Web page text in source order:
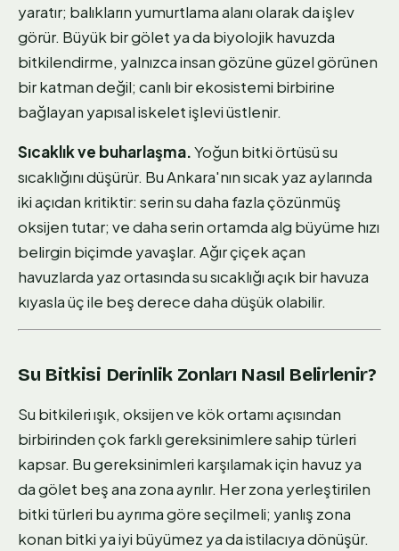
yaratır; balıkların yumurtlama alanı olarak da işlev
görür. Büyük bir gölet ya da biyolojik havuzda
bitkilendirme, yalnızca insan gözüne güzel görünen
bir katman değil; canlı bir ekosistemi birbirine
bağlayan yapısal iskelet işlevi üstlenir.
Sıcaklık ve buharlaşma.Yoğun bitki örtüsü su
sıcaklığını düşürür. Bu Ankara'nın sıcak yaz aylarında
iki açıdan kritiktir: serin su daha fazla çözünmüş
oksijen tutar; ve daha serin ortamda alg büyüme hızı
belirgin biçimde yavaşlar. Ağır çiçek açan
havuzlarda yaz ortasında su sıcaklığı açık bir havuza
kıyasla üç ile beş derece daha düşük olabilir.
Su Bitkisi Derinlik Zonları Nasıl Belirlenir?
Su bitkileri ışık, oksijen ve kök ortamı açısından
birbirinden çok farklı gereksinimlere sahip türleri
kapsar. Bu gereksinimleri karşılamak için havuz ya
da gölet beş ana zona ayrılır. Her zona yerleştirilen
bitki türleri bu ayrıma göre seçilmeli; yanlış zona
konan bitki ya iyi büyümez ya da istilacıya dönüşür.